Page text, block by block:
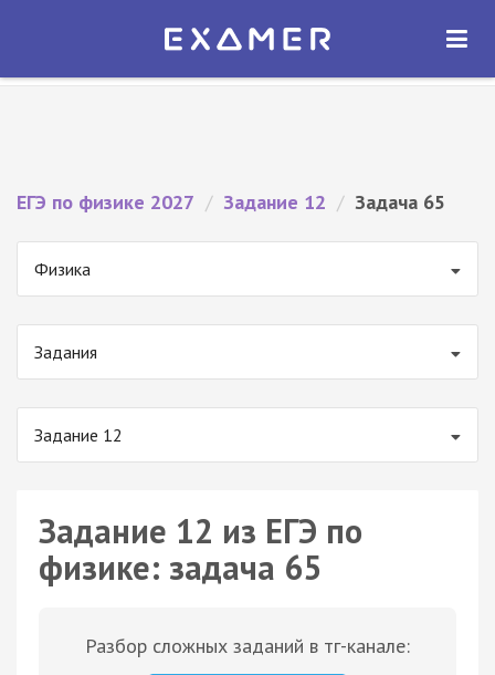
Экзамер — ЕГЭ 2027
ОТКРЫТЬ
ЕГЭ по физике 2027 / Задание 12 / Задача 65
Физика
Задания
Задание 12
Задание 12 из ЕГЭ по
физике: задача 65
Разбор сложных заданий в тг-канале: